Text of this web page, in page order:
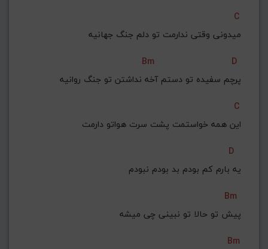
C
میدونی وقتی ندارمت تو دلم جنگ جهانیه
Bm
D
پرچم سفیده تو دستم آخه نداشتن تو جنگ روانیه
C
این همه خواستمت پشت سرت هواتو دارمت
D
یه بارم کم بودم بد بودم نبودم
Bm
پیش تو حالا تو نبینی چی میشه
Bm